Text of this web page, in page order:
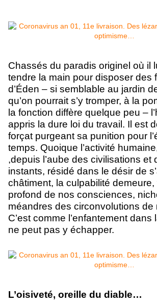
Chassés du paradis originel où il
tendre la main pour disposer des
d’Éden – si semblable au jardin
qu’on pourrait s’y tromper, à la
la fonction diffère quelque peu –
appris la dure loi du travail. Il est
forçat purgeant sa punition pour
temps. Quoique l’activité
,depuis l’aube des civilisations et
instants, résidé dans le désir de
châtiment, la culpabilité
profond de nos consciences,
méandres des circonvolutions de
C’est comme l’enfantement dans
ne peut pas y échapper.
L’oisiveté, oreille du diable…